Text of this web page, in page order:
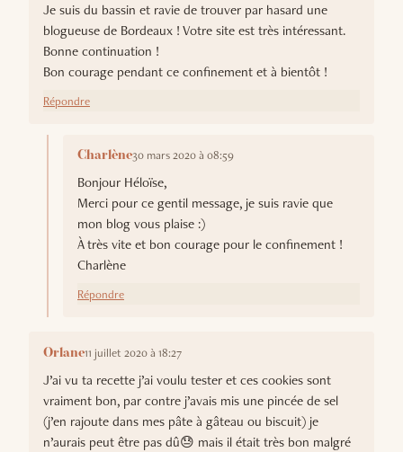
Je suis du bassin et ravie de trouver par hasard une
blogueuse de Bordeaux ! Votre site est très intéressant.
Bonne continuation !
Bon courage pendant ce confinement et à bientôt !
Répondre
Charlène30 mars 2020 à 08:59
Bonjour Héloïse,
Merci pour ce gentil message, je suis ravie que
mon blog vous plaise :)
À très vite et bon courage pour le confinement !
Charlène
Répondre
Orlane11 juillet 2020 à 18:27
J’ai vu ta recette j’ai voulu tester et ces cookies sont
vraiment bon, par contre j’avais mis une pincée de sel
(j’en rajoute dans mes pâte à gâteau ou biscuit) je
n’aurais peut être pas dû😓 mais il était très bon malgré